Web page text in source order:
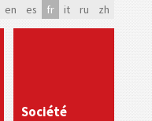
en es fr it ru zh
Société